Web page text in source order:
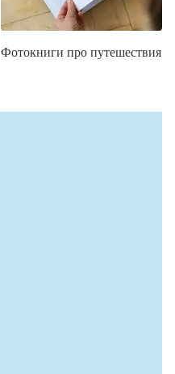
Фотокниги про путешествия